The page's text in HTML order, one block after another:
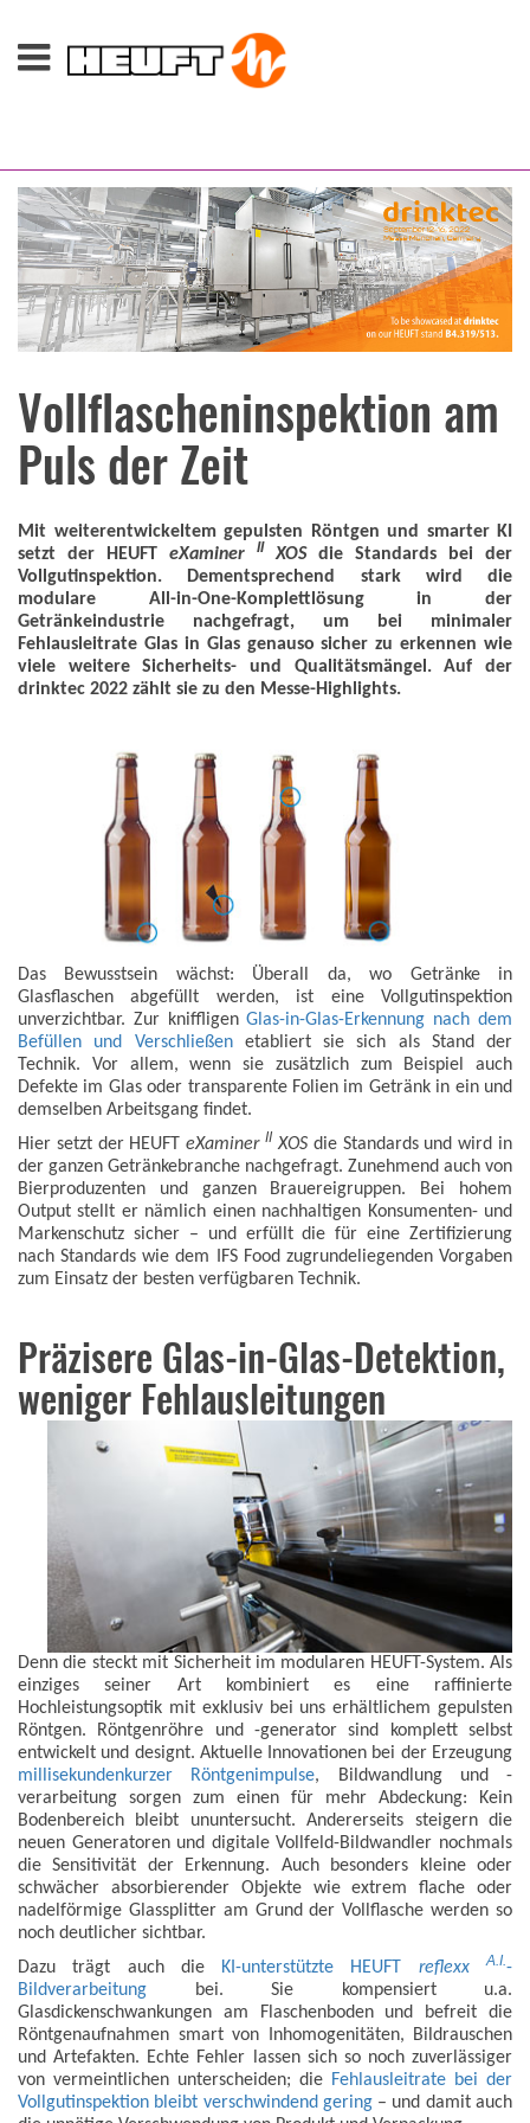
Vollflascheninspektion am
Puls der Zeit
Mit weiterentwickeltem gepulsten Röntgen und smarter KI
setzt der HEUFT eXaminer II XOSdie Standards bei der
Vollgutinspektion. Dementsprechend stark wird die
modulare All-in-One-Komplettlösung in der
Getränkeindustrie nachgefragt, um bei minimaler
Fehlausleitrate Glas in Glas genauso sicher zu erkennen wie
viele weitere Sicherheits- und Qualitätsmängel. Auf der
drinktec 2022 zählt sie zu den Messe-Highlights.
Das Bewusstsein wächst: Überall da, wo Getränke in
Glasflaschen abgefüllt werden, ist eine Vollgutinspektion
unverzichtbar. Zur kniffligenGlas-in-Glas-Erkennung nach dem
Befüllen und Verschließenetabliert sie sich als Stand der
Technik. Vor allem, wenn sie zusätzlich zum Beispiel auch
Defekte im Glas oder transparente Folien im Getränk in ein und
demselben Arbeitsgang findet.
Hier setzt der HEUFTeXaminerII XOSdie Standards und wird in
der ganzen Getränkebranche nachgefragt. Zunehmend auch von
Bierproduzenten und ganzen Brauereigruppen. Bei hohem
Output stellt er nämlich einen nachhaltigen Konsumenten- und
Markenschutz sicher – und erfüllt die für eine Zertifizierung
nach Standards wie dem IFS Food zugrundeliegenden Vorgaben
zum Einsatz der besten verfügbaren Technik.
Präzisere Glas-in-Glas-Detektion,
weniger Fehlausleitungen
Denn die steckt mit Sicherheit im modularen HEUFT-System. Als
einziges seiner Art kombiniert es eine raffinierte
Hochleistungsoptik mit exklusiv bei uns erhältlichem gepulsten
Röntgen. Röntgenröhre und -generator sind komplett selbst
entwickelt und designt. Aktuelle Innovationen bei der Erzeugung
millisekundenkurzer Röntgenimpulse, Bildwandlung und -
verarbeitung sorgen zum einen für mehr Abdeckung: Kein
Bodenbereich bleibt ununtersucht. Andererseits steigern die
neuen Generatoren und digitale Vollfeld-Bildwandler nochmals
die Sensitivität der Erkennung. Auch besonders kleine oder
schwächer absorbierender Objekte wie extrem flache oder
nadelförmige Glassplitter am Grund der Vollflasche werden so
noch deutlicher sichtbar.
Dazu trägt auch die KI-unterstützte HEUFT reflexxA.I.-
Bildverarbeitung bei. Sie kompensiert u.a.
Glasdickenschwankungen am Flaschenboden und befreit die
Röntgenaufnahmen smart von Inhomogenitäten, Bildrauschen
und Artefakten. Echte Fehler lassen sich so noch zuverlässiger
von vermeintlichen unterscheiden; die Fehlausleitrate bei der
Vollgutinspektion bleibt verschwindend gering– und damit auch